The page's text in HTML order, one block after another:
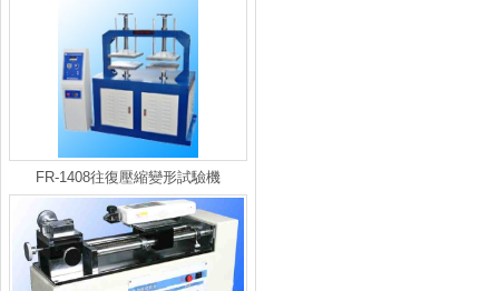
化儀報價
FR-1408往復壓縮變形試驗機